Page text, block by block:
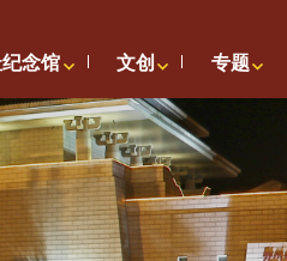
念馆 文创 专题